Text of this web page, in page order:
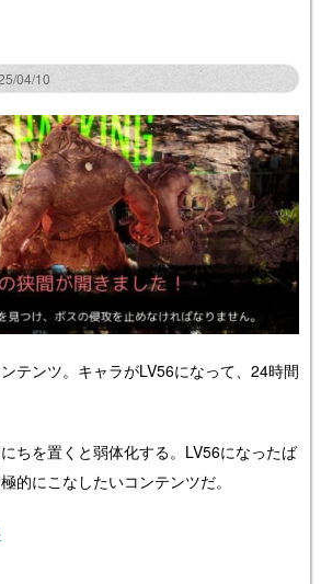
04/10
テンツ。キャラがLV56になって、24時間
ちを置くと弱体化する。LV56になったば
的にこなしたいコンテンツだ。